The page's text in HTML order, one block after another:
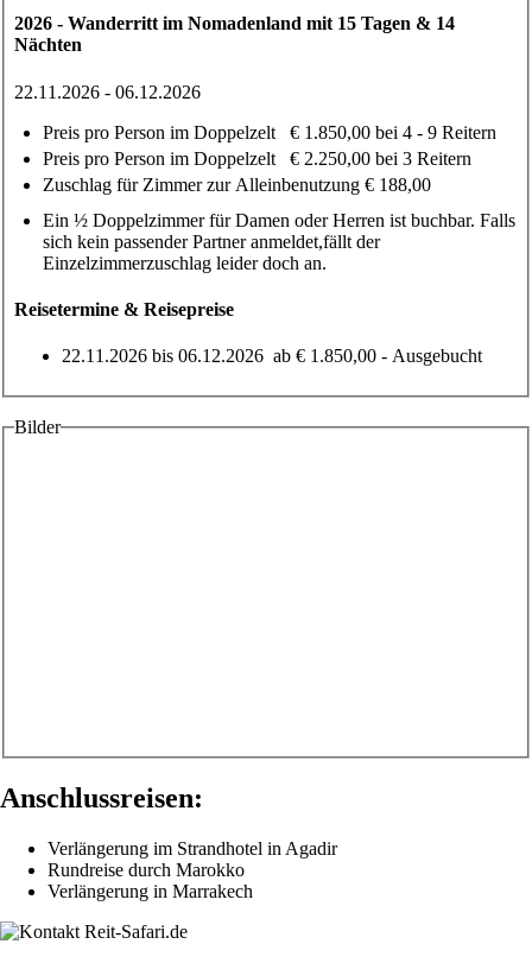
2026 - Wanderritt im Nomadenland mit 15 Tagen & 14
Nächten
22.11.2026 - 06.12.2026
Preis pro Person im Doppelzelt ​ ​​ ​€ 1.850,00 bei 4 - 9 Reitern
Preis pro Person im Doppelzelt ​ ​​ ​€ 2.250,00 bei 3 Reitern
Zuschlag für Zimmer zur Alleinbenutzung € 188,00
Ein ½ Doppelzimmer für Damen oder Herren ist buchbar. Falls
sich kein passender Partner anmeldet,fällt der
Einzelzimmerzuschlag leider doch an.
Reisetermine & Reisepreise
22.11.2026 bis 06.12.2026 ab € 1.850,00 - Ausgebucht
Bilder
Anschlussreisen:
Verlängerung im Strandhotel in Agadir
Rundreise durch Marokko
Verlängerung in Marrakech